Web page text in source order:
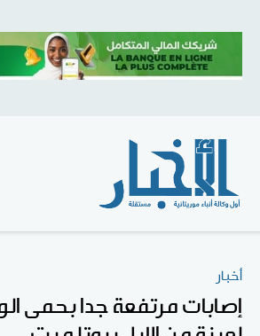
أخبار
إصابات مرتفعة جدا بحمى